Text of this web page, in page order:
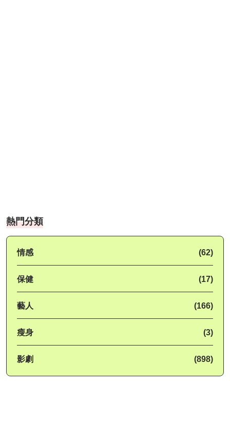
熱門分類
情感 (62)
保健 (17)
藝人 (166)
瘦身 (3)
影劇 (898)